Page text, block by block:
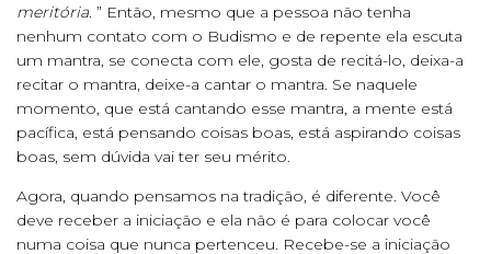
meritória. ” Então, mesmo que a pessoa não tenha
nenhum contato com o Budismo e de repente ela escuta
um mantra, se conecta com ele, gosta de recitá-lo, deixa-a
recitar o mantra, deixe-a cantar o mantra. Se naquele
momento, que está cantando esse mantra, a mente está
pacífica, está pensando coisas boas, está aspirando coisas
boas, sem dúvida vai ter seu mérito.
Agora, quando pensamos na tradição, é diferente. Você
deve receber a iniciação e ela não é para colocar você
numa coisa que nunca pertenceu. Recebe-se a iniciação